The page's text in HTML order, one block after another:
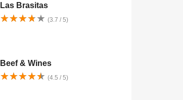
Las Brasitas
★★★★★
★★★★★ (3.7 / 5)
Beef & Wines
★★★★★
★★★★★ (4.5 / 5)